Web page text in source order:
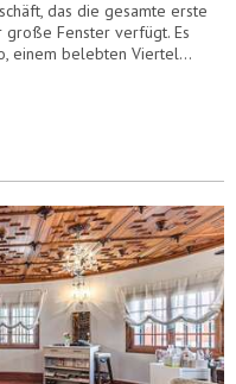
das die gesamte erste
große Fenster verfügt. Es
einem belebten Viertel...